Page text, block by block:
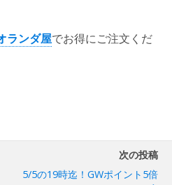
ランダ屋でお得にご注文くだ
次の投稿
5/5の19時迄！GWポイント5倍